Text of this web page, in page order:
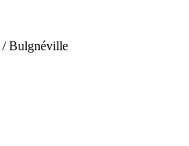
/ Bulgnéville